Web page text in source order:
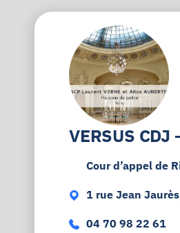
VERSUS
Cour d’appel de
1 rue Jean
04 70 98 22 61